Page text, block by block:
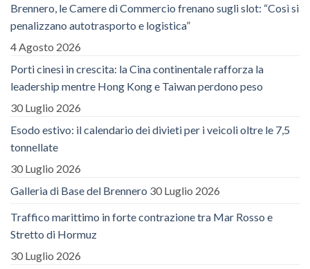
Brennero, le Camere di Commercio frenano sugli slot: “Così si
penalizzano autotrasporto e logistica”
4 Agosto 2026
Porti cinesi in crescita: la Cina continentale rafforza la
leadership mentre Hong Kong e Taiwan perdono peso
30 Luglio 2026
Esodo estivo: il calendario dei divieti per i veicoli oltre le 7,5
tonnellate
30 Luglio 2026
Galleria di Base del Brennero 30 Luglio 2026
Traffico marittimo in forte contrazione tra Mar Rosso e
Stretto di Hormuz
30 Luglio 2026